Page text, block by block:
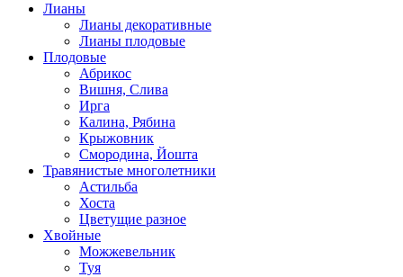
Лианы
Лианы декоративные
Лианы плодовые
Плодовые
Абрикос
Вишня, Слива
Ирга
Калина, Рябина
Крыжовник
Смородина, Йошта
Травянистые многолетники
Астильба
Хоста
Цветущие разное
Хвойные
Можжевельник
Туя